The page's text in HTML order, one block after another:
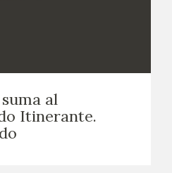
al
Itinerante.